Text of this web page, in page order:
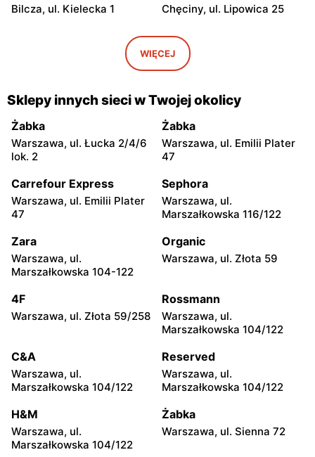
Bilcza, ul. Kielecka 1 Chęciny, ul. Lipowica 25
Iwaniska, ul. Ujazdowska 5
moje sklepy
Bogoria, ul. Rynek 30
Gorzyce, ul. Szkolna 44 Grębów, ul. Wydrza 180
moje sklepy
Jadachy, ul. Jadachy 111
moje sklepy
Jeżowe, ul. Zalesie 77
Kazimierza Wielka, ul.
Kolejowa 15
Kamień, ul. Błonie 23
Górki, ul. Górki 71
Gumniska, ul. Gumniska
157C
Iwierzyce, ul. Iwierzyce
152A
Tczew, ul. Franciszka Żwirki
61
Hyżne, ul. Hyżne 100 Jarosław, ul. Pełkińska 147
moje sklepy moje sklepy
WIĘCEJ
Sklepy innych sieci w Twojej okolicy
Żabka
Warszawa, ul. Łucka 2/4/6
lok. 2
Żabka
Warszawa, ul. Emilii Plater
47
Carrefour Express
Warszawa, ul. Emilii Plater
47
Sephora
Warszawa, ul.
Marszałkowska 116/122
Zara
Warszawa, ul.
Marszałkowska 104-122
Organic
Warszawa, ul. Złota 59
4F
Warszawa, ul. Złota 59/258
Rossmann
Warszawa, ul.
Marszałkowska 104/122
C&A
Warszawa, ul.
Marszałkowska 104/122
Reserved
Warszawa, ul.
Marszałkowska 104/122
H&M
Warszawa, ul.
Marszałkowska 104/122
Żabka
Warszawa, ul. Sienna 72